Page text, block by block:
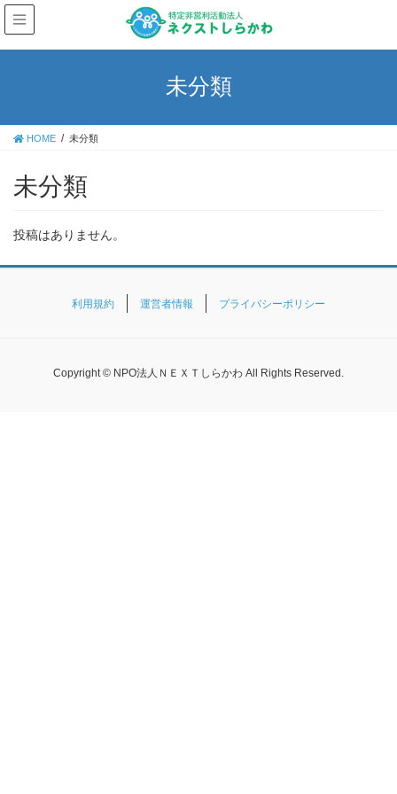
未分類
HOME 未分類
未分類
投稿はありません。
利用規約 運営者情報 プライバシーポリシー
Copyright © NPO法人ＮＥＸＴしらかわ All Rights Reserved.